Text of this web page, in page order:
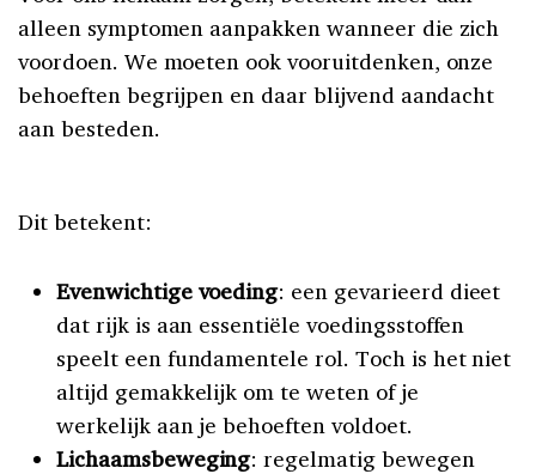
alleen symptomen aanpakken wanneer die zich
voordoen. We moeten ook vooruitdenken, onze
behoeften begrijpen en daar blijvend aandacht
aan besteden.
Dit betekent:
Evenwichtige voeding: een gevarieerd dieet
dat rijk is aan essentiële voedingsstoffen
speelt een fundamentele rol. Toch is het niet
altijd gemakkelijk om te weten of je
werkelijk aan je behoeften voldoet.
Lichaamsbeweging: regelmatig bewegen